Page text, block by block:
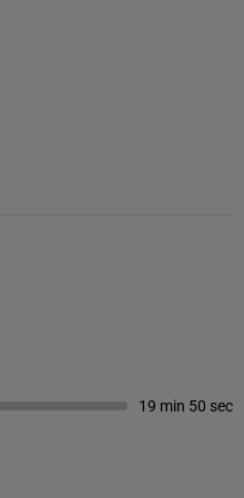
19 min 50 sec